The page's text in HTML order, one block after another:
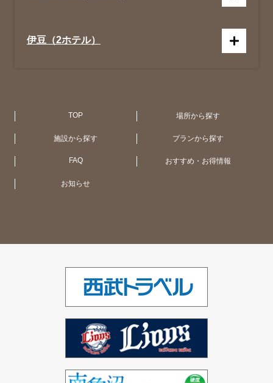
伊豆（2ホテル）
大阪（1ホテル）
函館・大沼（1ホテル）
オーストラリア（11ホテル）
ベトナム（1ホテル）
インド（2ホテル）
TOP 場所から探す
施設から探す プランから探す
FAQ おすすめ・お得情報
お知らせ